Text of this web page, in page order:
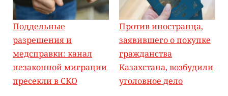
Поддельные
разрешения и
медсправки: канал
незаконной миграции
пресекли в СКО
Против иностранца,
заявившего о покупке
гражданства
Казахстана, возбудили
уголовное дело